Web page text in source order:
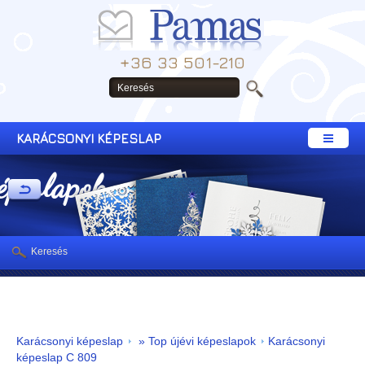
+36 33 501-210
KARÁCSONYI KÉPESLAP
Karácsonyi képeslap » Top újévi képeslapok
Karácsonyi
képeslap C 809
Keresés